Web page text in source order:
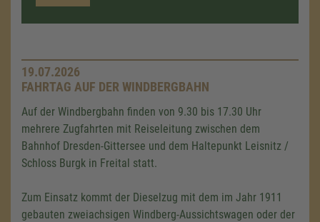
19.07.2026
FAHRTAG AUF DER WINDBERGBAHN
Auf der Windbergbahn finden von 9.30 bis 17.30 Uhr
mehrere Zugfahrten mit Reiseleitung zwischen dem
Bahnhof Dresden-Gittersee und dem Haltepunkt Leisnitz /
Schloss Burgk in Freital statt.
Zum Einsatz kommt der Dieselzug mit dem im Jahr 1911
gebauten zweiachsigen Windberg-Aussichtswagen oder der